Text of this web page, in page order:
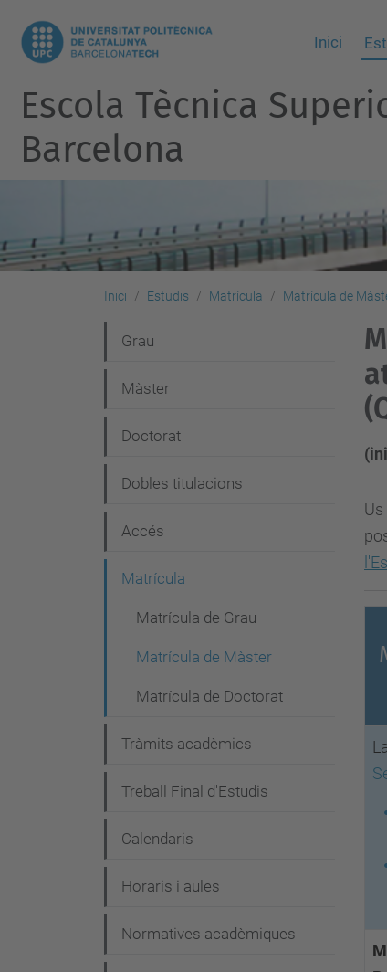
Inici
Escola Tècnica
Barcelona
Inici Estudis Matrícula Matrícula de
a
v
g
a
i
Grau
Màster
Doctorat
Dobles titulacions
Accés
Matrícula
Matrícula de Grau
Matrícula de Màster
Matrícula de Doctorat
Tràmits acadèmics
Treball Final d'Estudis
Calendaris
Horaris i aules
Normatives acadèmiques